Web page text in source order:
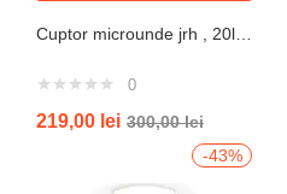
0
219,00 lei 300,00lei
-43%